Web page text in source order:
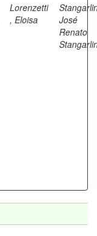
Lorenzetti
, Eloisa
José
Renato